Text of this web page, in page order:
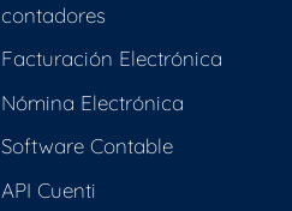
contadores
Facturación Electrónica
Nómina Electrónica
Software Contable
API Cuenti